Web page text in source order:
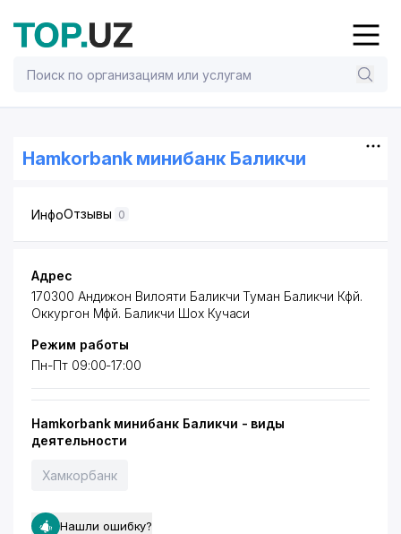
Hamkorbank минибанк Баликчи
ИнфоОтзывы 0
Адрес
170300 Андижон Вилояти Баликчи Туман Баликчи Кфй.
Оккургон Мфй. Баликчи Шох Кучаси
Режим работы
Пн-Пт 09:00-17:00
Hamkorbank минибанк Баликчи - виды
деятельности
Хамкорбанк
Нашли ошибку?